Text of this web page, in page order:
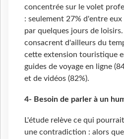
concentrée sur le volet
: seulement 27% d'entre
par quelques jours de
consacrent d'ailleurs du
cette extension touristique
guides de voyage en ligne
et de vidéos (82%).
4- Besoin de parler à un
L'étude relève ce qui
une contradiction : alors